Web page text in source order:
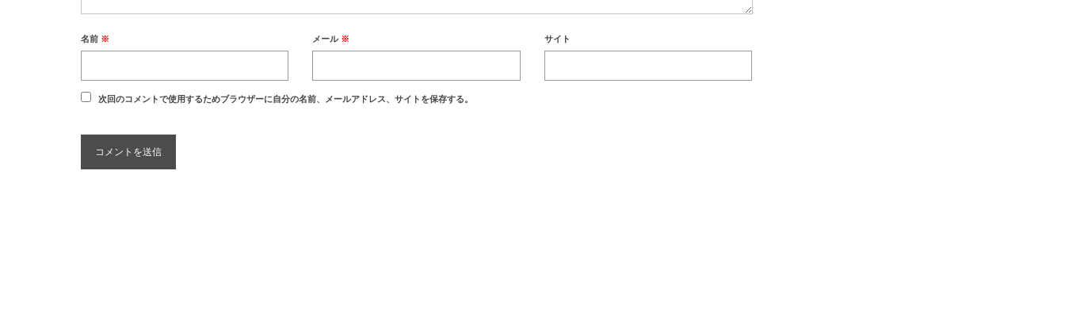
名前 ※ メール ※ サイト
次回のコメントで使用するためブラウザーに自分の名前、メールアドレス、サイトを保存する。